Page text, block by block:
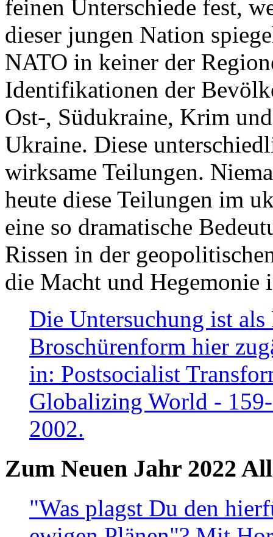
feinen Unterschiede fest,
dieser jungen Nation
NATO in keiner der
Identifikationen der
Ost-, Südukraine, Krim
Ukraine. Diese
wirksame Teilungen.
heute diese Teilungen im
eine so dramatische
Rissen in der
die Macht und Hegemonie
Die Untersuchung ist
Broschürenform hier
in: Postsocialist
Globalizing World -
2002.
Zum Neuen Jahr 2022
"Was plagst Du den